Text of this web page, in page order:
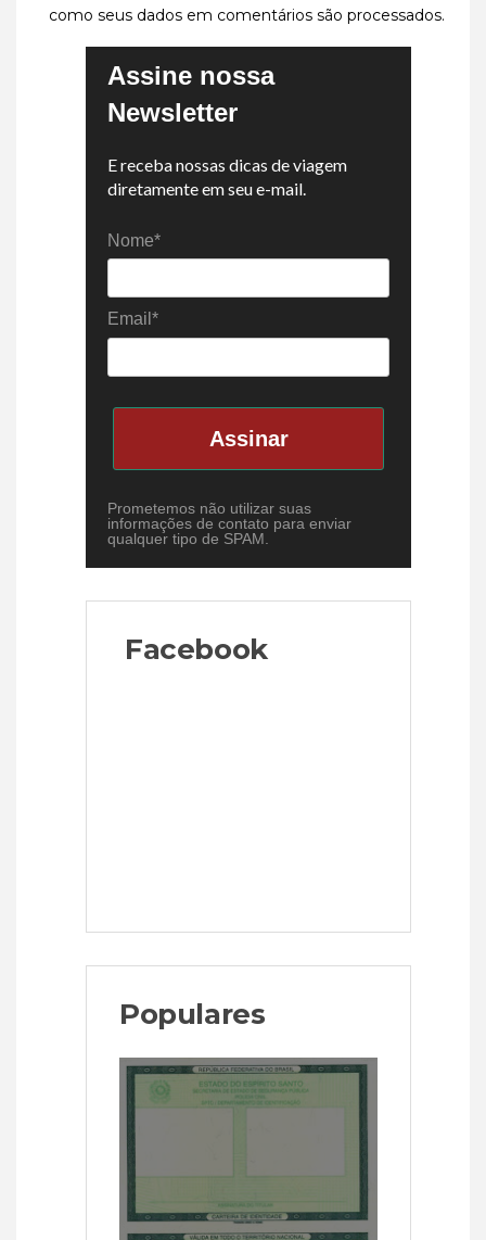
como seus dados em comentários são processados.
Assine nossa
Newsletter
E receba nossas dicas de viagem
diretamente em seu e-mail.
Nome*
Email*
Assinar
Prometemos não utilizar suas
informações de contato para enviar
qualquer tipo de SPAM.
Facebook
Populares